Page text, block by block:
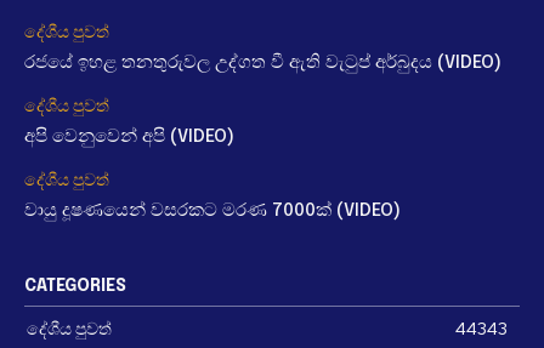
දේශීය පුවත්
රජයේ ඉහළ තනතුරුවල උද්ගත වී ඇති වැටුප් අර්බුදය (VIDEO)
දේශීය පුවත්
අපි වෙනුවෙන් අපි (VIDEO)
දේශීය පුවත්
වායු දූෂණයෙන් වසරකට මරණ 7000ක් (VIDEO)
CATEGORIES
දේශීය පුවත්
44343